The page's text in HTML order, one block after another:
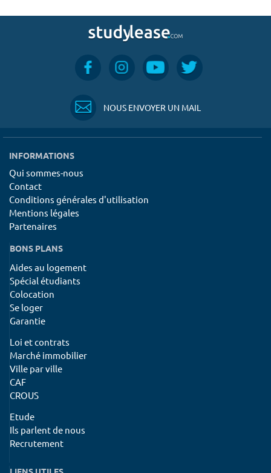
NOUS ENVOYER UN MAIL
INFORMATIONS
Qui sommes-nous
Contact
Conditions générales d'utilisation
Mentions légales
Partenaires
BONS PLANS
Aides au logement
Spécial étudiants
Colocation
Se loger
Garantie
Loi et contrats
Marché immobilier
Ville par ville
CAF
CROUS
Etude
Ils parlent de nous
Recrutement